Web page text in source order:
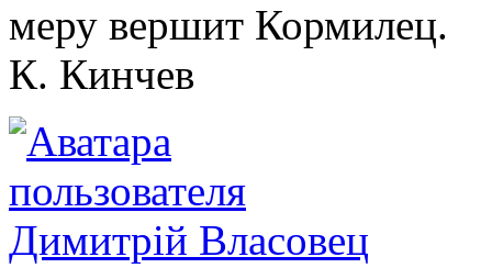
меру вершит Кормилец.
К. Кинчев
Димитрiй Власовец